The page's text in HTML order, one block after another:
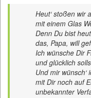
Heut‘ stoßen wir
mit einem Glas
Denn Du bist
das, Papa, will
Ich wünsche Dir
und glücklich
Und mir wünsch‘
mit Dir noch auf
unbekannter